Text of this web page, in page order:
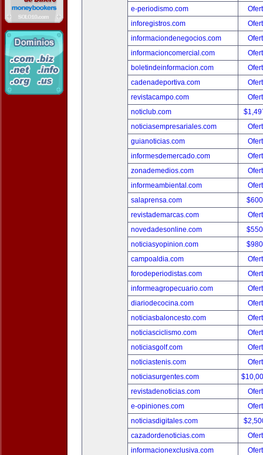
e-periodismo.com
inforegistros.com
informaciondenegocios.com
informacioncomercial.com
boletindeinformacion.com
cadenadeportiva.com
revistacampo.com
noticlub.com
noticiasempresariales.com
guianoticias.com
informesdemercado.com
zonademedios.com
informeambiental.com
salaprensa.com
revistademarcas.com
novedadesonline.com
noticiasyopinion.com
campoaldia.com
forodeperiodistas.com
informeagropecuario.com
diariodecocina.com
noticiasbaloncesto.com
noticiasciclismo.com
noticiasgolf.com
noticiastenis.com
noticiasurgentes.com
revistadenoticias.com
e-opiniones.com
noticiasdigitales.com
cazadordenoticias.com
informacionexclusiva.com